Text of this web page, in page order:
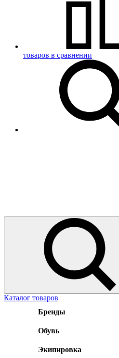
товаров в сравнении
Каталог товаров
Бренды
Обувь
Экипировка